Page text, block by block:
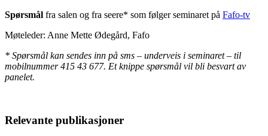
Spørsmål fra salen og fra seere* som følger seminaret på Fafo-tv
Møteleder: Anne Mette Ødegård, Fafo
* Spørsmål kan sendes inn på sms – underveis i seminaret – til
mobilnummer 415 43 677. Et knippe spørsmål vil bli besvart av
panelet.
Relevante publikasjoner